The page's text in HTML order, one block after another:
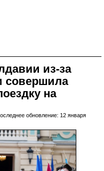
из-за
совершила
на
обновление: 12 января